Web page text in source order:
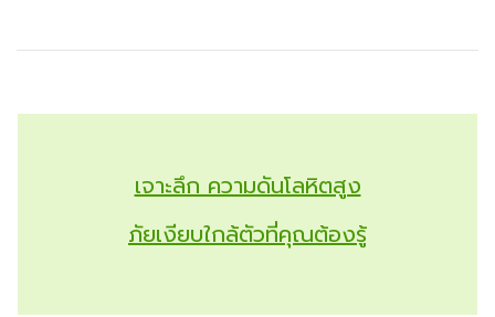
เจาะลึก ความดันโลหิตสูง
ภัยเงียบใกล้ตัวที่คุณต้องรู้